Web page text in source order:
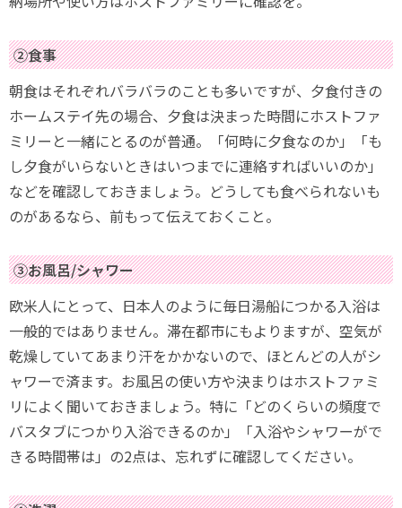
②食事
朝食はそれぞれバラバラのことも多いですが、夕食付きの
ホームステイ先の場合、夕食は決まった時間にホストファ
ミリーと一緒にとるのが普通。「何時に夕食なのか」「も
し夕食がいらないときはいつまでに連絡すればいいのか」
などを確認しておきましょう。どうしても食べられないも
のがあるなら、前もって伝えておくこと。
③お風呂/シャワー
欧米人にとって、日本人のように毎日湯船につかる入浴は
一般的ではありません。滞在都市にもよりますが、空気が
乾燥していてあまり汗をかかないので、ほとんどの人がシ
ャワーで済ます。お風呂の使い方や決まりはホストファミ
リによく聞いておきましょう。特に「どのくらいの頻度で
バスタブにつかり入浴できるのか」「入浴やシャワーがで
きる時間帯は」の2点は、忘れずに確認してください。